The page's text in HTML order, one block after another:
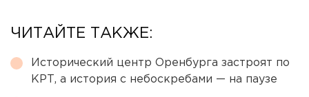
ЧИТАЙТЕ ТАКЖЕ:
Исторический центр Оренбурга застроят по
КРТ, а история с небоскребами — на паузе